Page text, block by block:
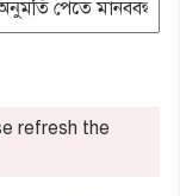
refresh the